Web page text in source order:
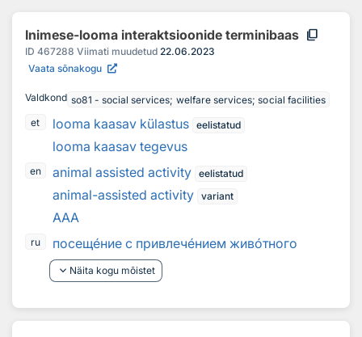
Inimese-looma interaktsioonide terminibaas content_copy
ID 467288 Viimati muudetud 22.06.2023
Vaata sõnakogu
Valdkond so81 - social services; welfare services; social facilities
et
looma kaasav külastus eelistatud
looma kaasav tegevus
en animal assisted activity eelistatud
animal-assisted activity variant
AAA
ru посещение с привлечением животного
keyboard_arrow_down Näita kogu mõistet